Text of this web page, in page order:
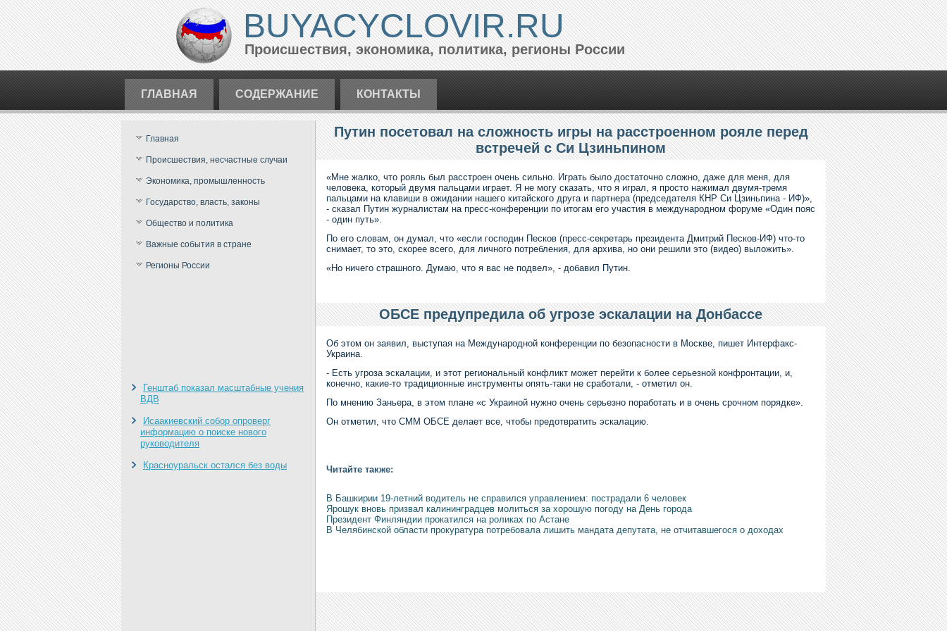
BUYACYCLOVIR.RU
Происшествия, экономика, политика, регионы России
ГЛАВНАЯ СОДЕРЖАНИЕ КОНТАКТЫ
Главная
Происшествия, несчастные случаи
Экономика, промышленность
Государство, власть, законы
Общество и политика
Важные события в стране
Регионы России
Генштаб показал масштабные учения
ВДВ
Исаакиевский собор опроверг
информацию о поиске нового
руководителя
Красноуральск остался без воды
Путин посетовал на сложность игры на расстроенном рояле перед
встречей с Си Цзиньпином
«Мне жалко, что рояль был расстроен очень сильно. Играть было достаточно сложно, даже для меня, для
человека, который двумя пальцами играет. Я не могу сказать, что я играл, я просто нажимал двумя-тремя
пальцами на клавиши в ожидании нашего китайского друга и партнера (председателя КНР Си Цзиньпина - ИФ)»,
- сказал Путин журналистам на пресс-конференции по итогам его участия в международном форуме «Один пояс
- один путь».
По его словам, он думал, что «если господин Песков (пресс-секретарь президента Дмитрий Песков-ИФ) что-то
снимает, то это, скорее всего, для личного потребления, для архива, но они решили это (видео) выложить».
«Но ничего страшного. Думаю, что я вас не подвел», - добавил Путин.
ОБСЕ предупредила об угрозе эскалации на Донбассе
Об этом он заявил, выступая на Международной конференции по безопасности в Москве, пишет Интерфакс-
Украина.
- Есть угроза эскалации, и этот региональный конфликт может перейти к более серьезной конфронтации, и,
конечно, какие-то традиционные инструменты опять-таки не сработали, - отметил он.
По мнению Заньера, в этом плане «с Украиной нужно очень серьезно поработать и в очень срочном порядке».
Он отметил, что СММ ОБСЕ делает все, чтобы предотвратить эскалацию.
Читайте также:
В Башкирии 19-летний водитель не справился управлением: пострадали 6 человек
Ярошук вновь призвал калининградцев молиться за хорошую погоду на День города
Президент Финляндии прокатился на роликах по Астане
В Челябинской области прокуратура потребовала лишить мандата депутата, не отчитавшегося о доходах